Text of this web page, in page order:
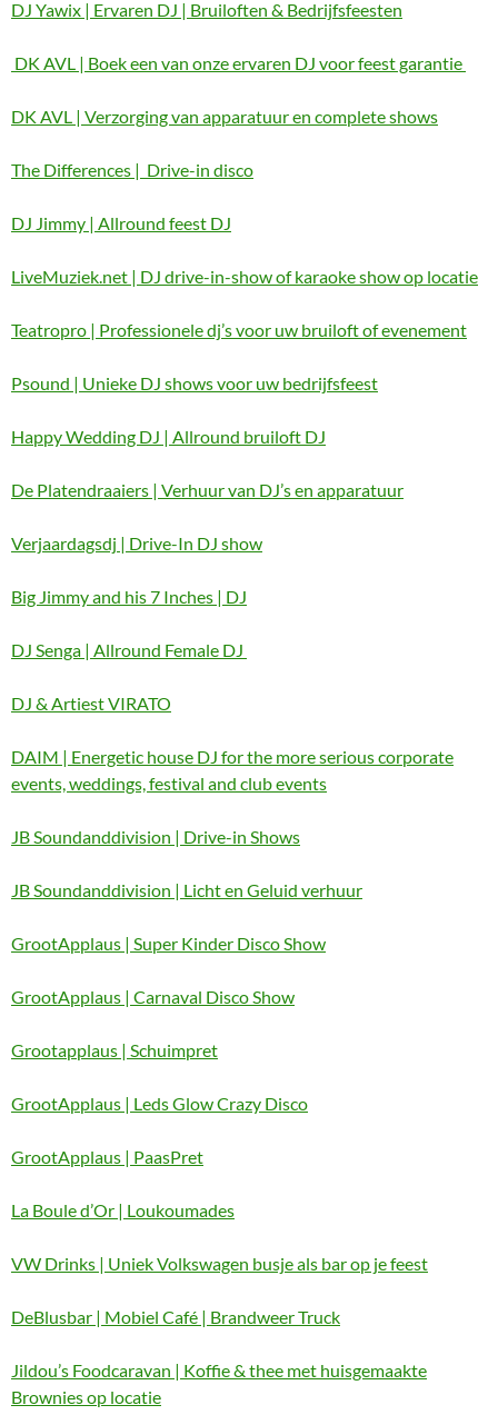
DJ Yawix | Ervaren DJ | Bruiloften & Bedrijfsfeesten
DK AVL | Boek een van onze ervaren DJ voor feest garantie
DK AVL | Verzorging van apparatuur en complete shows
The Differences | Drive-in disco
DJ Jimmy | Allround feest DJ
LiveMuziek.net | DJ drive-in-show of karaoke show op locatie
Teatropro | Professionele dj’s voor uw bruiloft of evenement
Psound | Unieke DJ shows voor uw bedrijfsfeest
Happy Wedding DJ | Allround bruiloft DJ
De Platendraaiers | Verhuur van DJ’s en apparatuur
Verjaardagsdj | Drive-In DJ show
Big Jimmy and his 7 Inches | DJ
DJ Senga | Allround Female DJ
DJ & Artiest VIRATO
DAIM | Energetic house DJ for the more serious corporate
events, weddings, festival and club events
JB Soundanddivision | Drive-in Shows
JB Soundanddivision | Licht en Geluid verhuur
GrootApplaus | Super Kinder Disco Show
GrootApplaus | Carnaval Disco Show
Grootapplaus | Schuimpret
GrootApplaus | Leds Glow Crazy Disco
GrootApplaus | PaasPret
La Boule d’Or | Loukoumades
VW Drinks | Uniek Volkswagen busje als bar op je feest
DeBlusbar | Mobiel Café | Brandweer Truck
Jildou’s Foodcaravan | Koffie & thee met huisgemaakte
Brownies op locatie